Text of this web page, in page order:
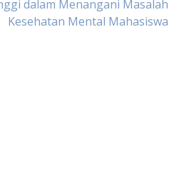
dalam Menangani Masalah
Kesehatan Mental Mahasiswa